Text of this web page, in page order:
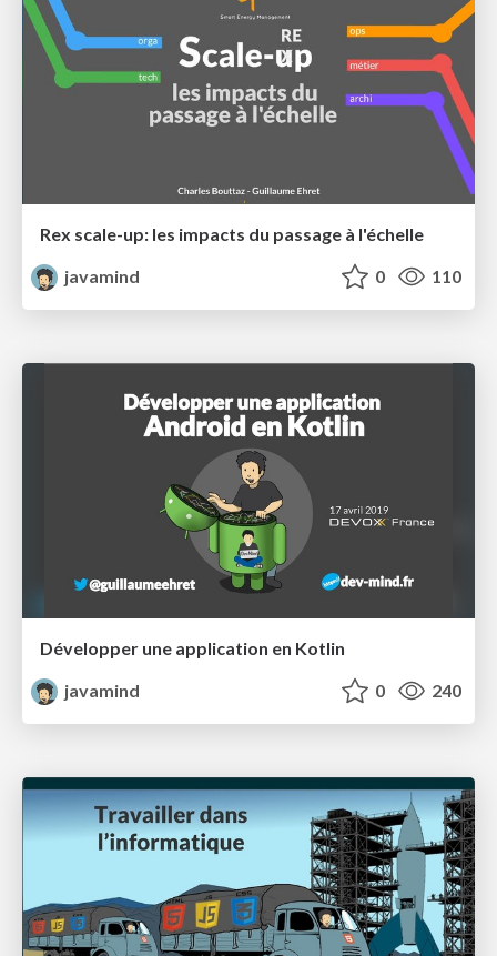
Rex scale-up: les impacts du passage à l'échelle
javamind
0 110
Développer une application en Kotlin
javamind
0 240